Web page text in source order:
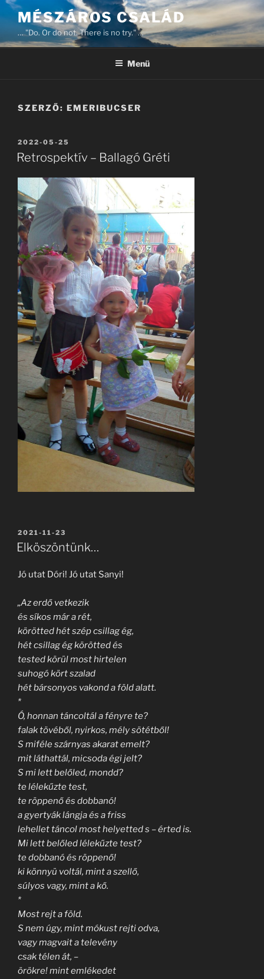
Tartalomhoz
MÉSZÁROS CSALÁD
… "Do. Or do not. There is no try." …
Menü
SZERZŐ: EMERIBUCSER
BEKÜLDVE:
2022-05-25
Retrospektív – Ballagó Gréti
BEKÜLDVE:
2021-11-23
Elköszöntünk…
Jó utat Dóri! Jó utat Sanyi!
„Az erdő vetkezik
és síkos már a rét,
körötted hét szép csillag ég,
hét csillag ég körötted és
tested körül most hirtelen
suhogó kört szalad
hét bársonyos vakond a föld alatt.
*
Ó, honnan táncoltál a fényre te?
falak tövéből, nyirkos, mély sötétből!
S miféle szárnyas akarat emelt?
mit láthattál, micsoda égi jelt?
S mi lett belőled, mondd?
te lélekűzte test,
te röppenő és dobbanó!
a gyertyák lángja és a friss
lehellet táncol most helyetted s – érted is.
Mi lett belőled lélekűzte test?
te dobbanó és röppenő!
ki könnyü voltál, mint a szellő,
súlyos vagy, mint a kő.
*
Most rejt a föld.
S nem úgy, mint mókust rejti odva,
vagy magvait a televény
csak télen át, –
örökre! mint emlékedet